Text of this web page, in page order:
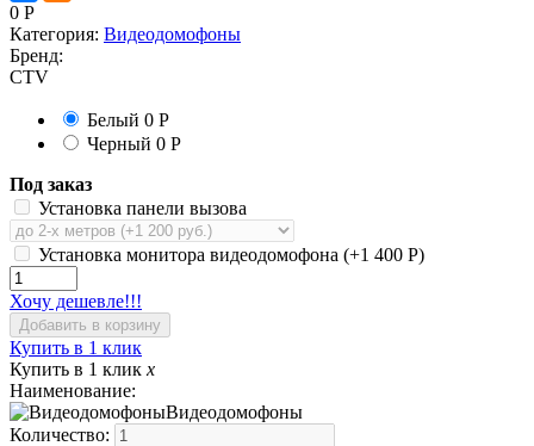
0 Р
Категория: Видеодомофоны
Бренд:
CTV
Белый 0 Р
Черный 0 Р
Под заказ
Установка панели вызова
Установка монитора видеодомофона (+1 400 Р)
Хочу дешевле!!!
Купить в 1 клик
Купить в 1 клик x
Наименование:
Видеодомофоны
Количество: